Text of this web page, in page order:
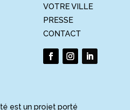
VOTRE VILLE
PRESSE
CONTACT
est un projet porté